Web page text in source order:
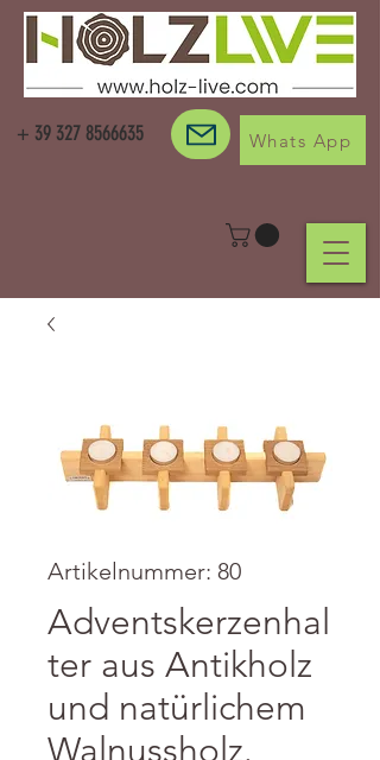
+ 39 327 8566635 Whats App
Artikelnummer: 80
Adventskerzenhal
ter aus Antikholz
und natürlichem
Walnussholz.